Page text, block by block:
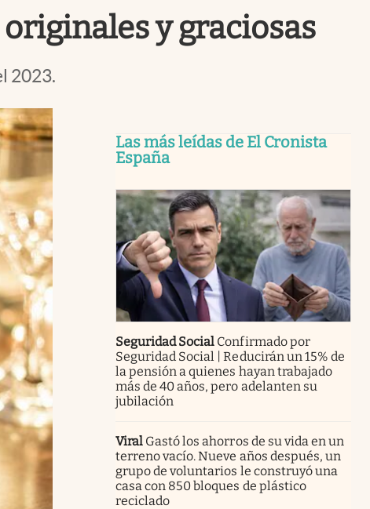
y graciosas
2023.
Las más leídas de El Cronista
España
Seguridad Social Confirmado por
Seguridad Social | Reducirán un 15% de
la pensión a quienes hayan trabajado
más de 40 años, pero adelanten su
jubilación
Viral Gastó los ahorros de su vida en un
terreno vacío. Nueve años después, un
grupo de voluntarios le construyó una
casa con 850 bloques de plástico
reciclado